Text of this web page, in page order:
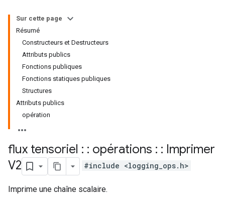
Sur cette page
Résumé
Constructeurs et Destructeurs
Attributs publics
Fonctions publiques
Fonctions statiques publiques
Structures
Attributs publics
opération
flux tensoriel : : opérations : : Imprimer
V2
#include <logging_ops.h>
Imprime une chaîne scalaire.